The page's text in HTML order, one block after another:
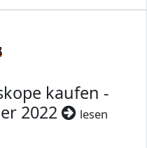
kaufen -
2022
lesen